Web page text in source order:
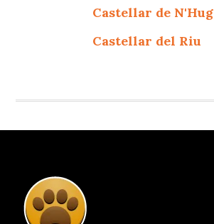
Castellar de N'Hug
Castellar del Riu